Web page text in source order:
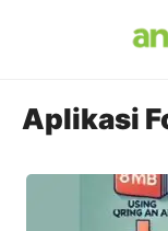
Aplikasi